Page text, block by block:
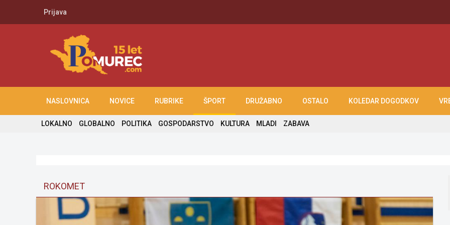
Prijava
NASLOVNICA NOVICE RUBRIKE ŠPORT DRUŽABNO OSTALO KOLEDAR DOGODKOV
LOKALNO GLOBALNO POLITIKA GOSPODARSTVO KULTURA MLADI ZABAVA
ROKOMET